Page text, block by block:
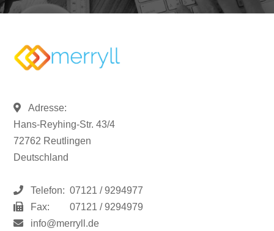
Adresse:
Hans-Reyhing-Str. 43/4
72762 Reutlingen
Deutschland
Telefon: 07121 / 9294977
Fax:
07121 / 9294979
info@merryll.de